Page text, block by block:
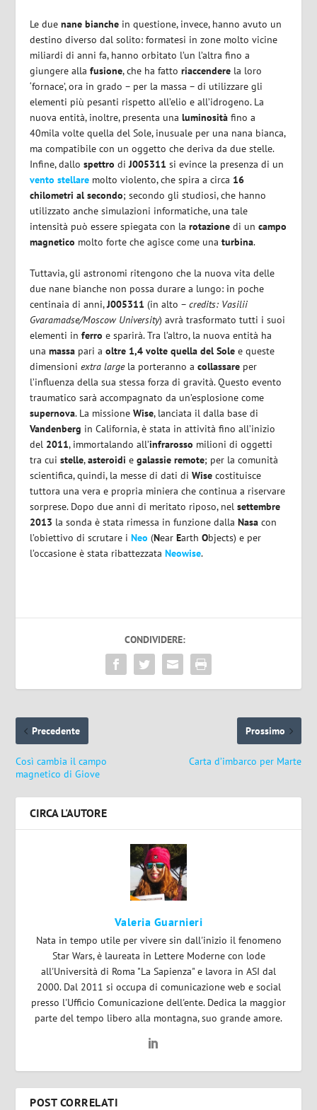
Le duenane bianche in questione, invece, hanno avuto un
destino diverso dal solito: formatesi in zone molto vicine
miliardi di anni fa, hanno orbitato l’un l’altra fino a
giungere allafusione, che ha fattoriaccendere la loro
‘fornace’, ora in grado – per la massa – di utilizzare gli
elementi più pesanti rispetto all’elio e all’idrogeno. La
nuova entità, inoltre, presenta unaluminosità fino a
40mila volte quella del Sole, inusuale per una nana bianca,
ma compatibile con un oggetto che deriva da due stelle.
Infine, dallospettro di J005311 si evince la presenza di un
vento stellare molto violento, che spira a circa 16
chilometri al secondo; secondo gli studiosi, che hanno
utilizzato anche simulazioni informatiche, una tale
intensità può essere spiegata con larotazione di uncampo
magnetico molto forte che agisce come una turbina.
Tuttavia, gli astronomi ritengono che la nuova vita delle
due nane bianche non possa durare a lungo: in poche
centinaia di anni,J005311 (in alto –credits: Vasilii
Gvaramadse/Moscow University) avrà trasformato tutti i suoi
elementi inferro e sparirà. Tra l’altro, la nuova entità ha
unamassa pari aoltre 1,4 volte quella del Sole e queste
dimensioniextra largela porteranno a collassare per
l’influenza della sua stessa forza di gravità. Questo evento
traumatico sarà accompagnato da un’esplosione come
supernova. La missioneWise, lanciata il dalla base di
Vandenberg in California, è stata in attività fino all’inizio
del 2011, immortalando all’infrarosso milioni di oggetti
tra cuistelle,asteroidi egalassie remote; per la comunità
scientifica, quindi, la messe di dati diWise costituisce
tuttora una vera e propria miniera che continua a riservare
sorprese. Dopo due anni di meritato riposo, nelsettembre
2013 la sonda è stata rimessa in funzione dallaNasa con
l’obiettivo di scrutare i Neo (NearEarthObjects) e per
l’occasione è stata ribattezzata Neowise.
CONDIVIDERE:
Precedente
Così cambia il campo
magnetico di Giove
Prossimo
Carta d’imbarco per Marte
CIRCA L'AUTORE
Valeria Guarnieri
Nata in tempo utile per vivere sin dall'inizio il fenomeno
Star Wars, è laureata in Lettere Moderne con lode
all'Università di Roma "La Sapienza" e lavora in ASI dal
2000. Dal 2011 si occupa di comunicazione web e social
presso l'Ufficio Comunicazione dell'ente. Dedica la maggior
parte del tempo libero alla montagna, suo grande amore.
POST CORRELATI